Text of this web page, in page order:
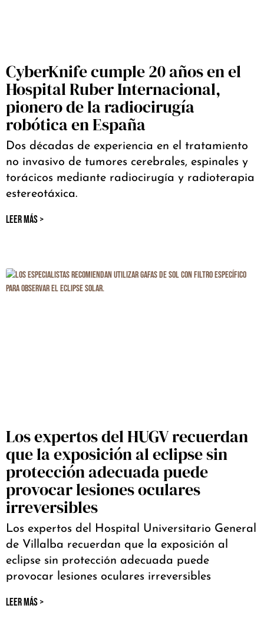
CyberKnife cumple 20 años en el
Hospital Ruber Internacional,
pionero de la radiocirugía
robótica en España
Dos décadas de experiencia en el tratamiento
no invasivo de tumores cerebrales, espinales y
torácicos mediante radiocirugía y radioterapia
estereotáxica.
LEER MÁS >
Los expertos del HUGV recuerdan
que la exposición al eclipse sin
protección adecuada puede
provocar lesiones oculares
irreversibles
Los expertos del Hospital Universitario General
de Villalba recuerdan que la exposición al
eclipse sin protección adecuada puede
provocar lesiones oculares irreversibles
LEER MÁS >